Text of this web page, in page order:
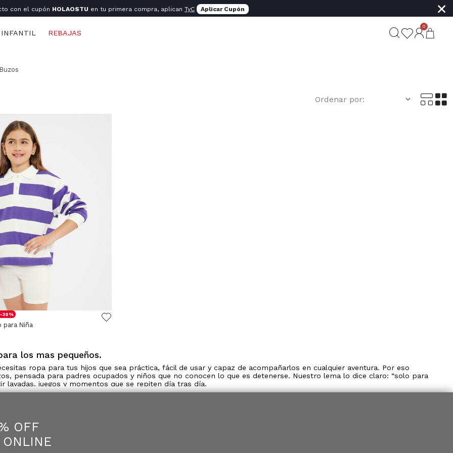
con el cupón HOLAOSTU en tu primera compra, aplican TyC Aplicar Cupón ×
INFANTIL REBAJAS
0
-30%
para Niña
los mas pequeños.
ropa para tus hijos que sea práctica, fácil de usar y capaz de acompañarlos en cualquier aventura. Por eso
pensada para padres ocupados y niños que no conocen lo que es detenerse. Nuestro lema lo dice claro: “solo para
lavadas, juegos y momentos que se repiten día tras día.
que les encantarán a los niños. Todas están confeccionadas en materiales cómodos y duraderos, pensados para
OFF
ONLINE